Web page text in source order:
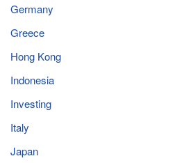
Germany
Greece
Hong Kong
Indonesia
Investing
Italy
Japan